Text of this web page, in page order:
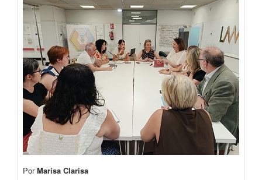
PorMarisa Clarisa